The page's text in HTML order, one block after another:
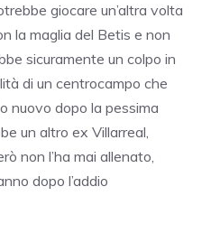
giocare un’altra volta
la maglia del Betis e non
sicuramente un colpo in
di un centrocampo che
nuovo dopo la pessima
un altro ex Villarreal,
non l’ha mai allenato,
dopo l’addio